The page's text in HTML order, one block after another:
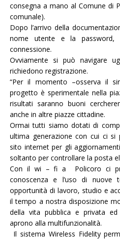
consegna a mano al Comune di
comunale).
Dopo l’arrivo della
nome utente e la password,
connessione.
Ovviamente si può navigare
richiedono registrazione.
“Per il momento –osserva il
progetto è sperimentale nella
risultati saranno buoni
anche in altre piazze cittadine.
Ormai tutti siamo dotati di
ultima generazione con cui ci si
sito internet per gli
soltanto per controllare la posta
Con il wi – fi a Policoro ci
conoscenza e l’uso di nuove
opportunità di lavoro, studio e
il tempo a nostra disposizione
della vita pubblica e privata
aprono alla multifunzionalità.
Il sistema Wireless Fidelity